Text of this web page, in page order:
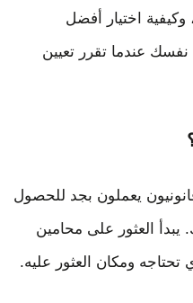
اختيار أفضل
عندما تقرر تعيين
يعملون بجد للحصول
يبدأ العثور على محامين
ومكان العثور عليه.